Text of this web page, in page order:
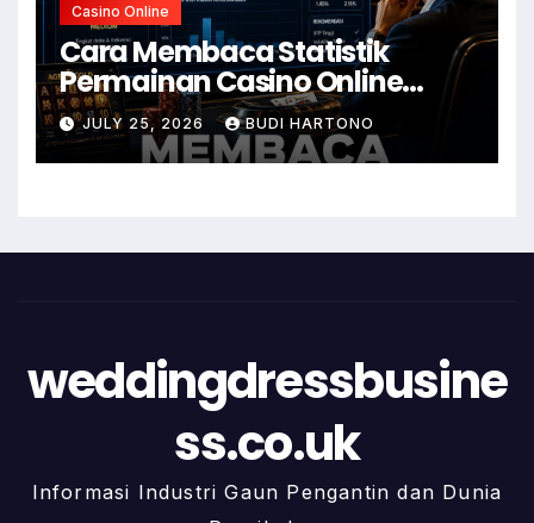
Casino Online
Cara Membaca Statistik
Permainan Casino Online
dengan Lebih Mudah
JULY 25, 2026 BUDI HARTONO
weddingdressbusine
ss.co.uk
Informasi Industri Gaun Pengantin dan Dunia